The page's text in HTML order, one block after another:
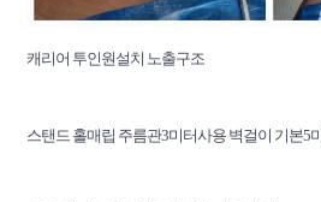
캐리어 투인원설치 노출구조
스탠드 홀매립 주름관3미터사용 벽걸이 기본5